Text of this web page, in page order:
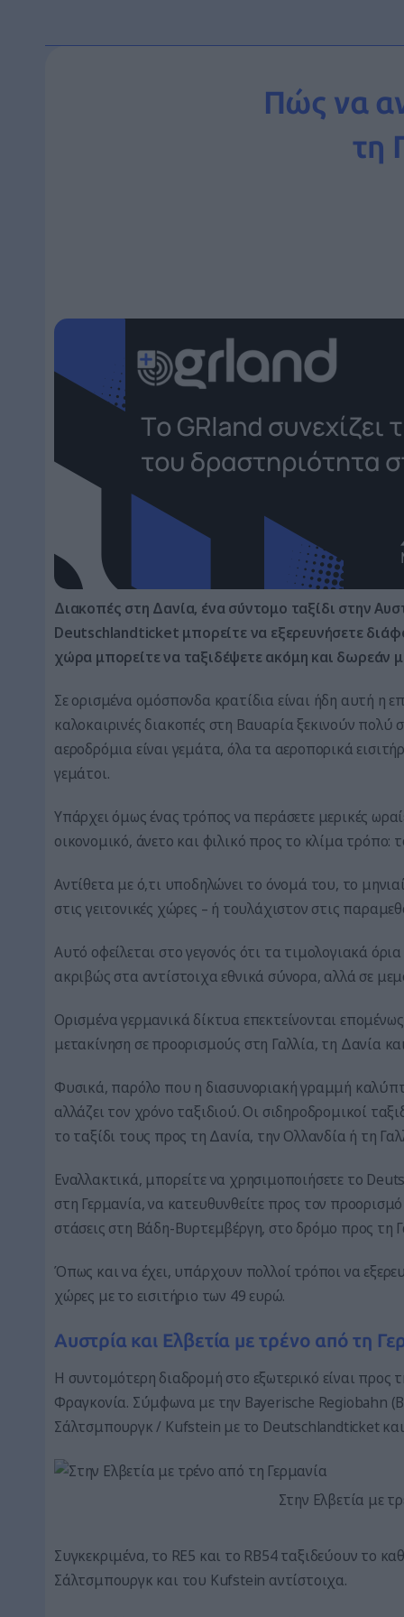
Πώς να
τη
Διακοπές στη Δανία, ένα σύντομο ταξίδι στην
Deutschlandticket μπορείτε να εξερευνήσετε
χώρα μπορείτε να ταξιδέψετε ακόμη και δωρεάν
Σε ορισμένα ομόσπονδα κρατίδια είναι ήδη αυτή η
καλοκαιρινές διακοπές στη Βαυαρία ξεκινούν
αεροδρόμια είναι γεμάτα, όλα τα αεροπορικά
γεμάτοι.
Υπάρχει όμως ένας τρόπος να περάσετε μερικές
οικονομικό, άνετο και φιλικό προς το κλίμα τρόπο:
Αντίθετα με ό,τι υποδηλώνει το όνομά του, το
στις γειτονικές χώρες – ή τουλάχιστον στις
Αυτό οφείλεται στο γεγονός ότι τα τιμολογιακά
ακριβώς στα αντίστοιχα εθνικά σύνορα, αλλά σε
Ορισμένα γερμανικά δίκτυα επεκτείνονται
μετακίνηση σε προορισμούς στη Γαλλία, τη Δανία
Φυσικά, παρόλο που η διασυνοριακή γραμμή
αλλάζει τον χρόνο ταξιδιού. Οι σιδηροδρομικοί
το ταξίδι τους προς τη Δανία, την Ολλανδία ή τη
Εναλλακτικά, μπορείτε να χρησιμοποιήσετε το
στη Γερμανία, να κατευθυνθείτε προς τον
στάσεις στη Βάδη-Βυρτεμβέργη, στο δρόμο προς τη
Όπως και να έχει, υπάρχουν πολλοί τρόποι να
χώρες με το εισιτήριο των 49 ευρώ.
Αυστρία και Ελβετία με τρένο από τη
Η συντομότερη διαδρομή στο εξωτερικό είναι
Φραγκονία. Σύμφωνα με την Bayerische Regiobahn
Σάλτσμπουργκ / Kufstein με το Deutschlandticket και
Στην Ελβετία με
Συγκεκριμένα, το RE5 και το RB54 ταξιδεύουν το
Σάλτσμπουργκ και του Kufstein αντίστοιχα.